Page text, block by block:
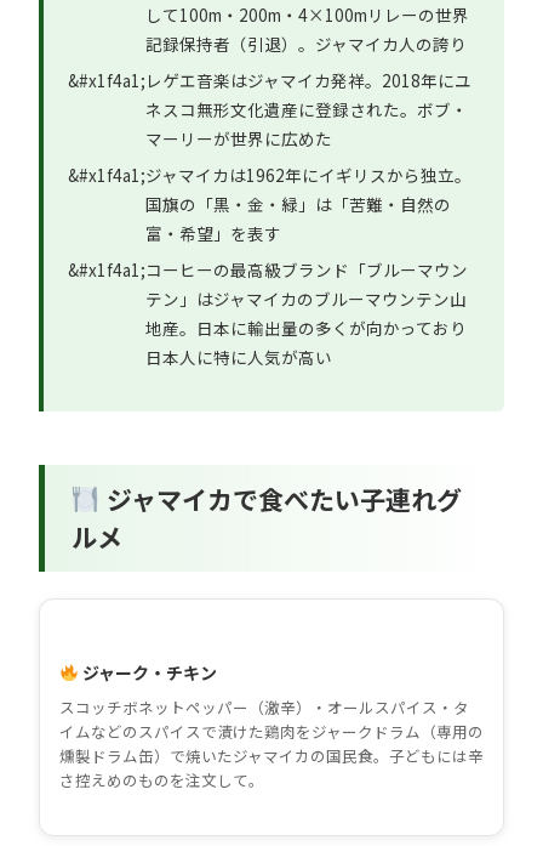
して100m・200m・4×100mリレーの世界
記録保持者（引退）。ジャマイカ人の誇り
レゲエ音楽はジャマイカ発祥。2018年にユ
ネスコ無形文化遺産に登録された。ボブ・
マーリーが世界に広めた
ジャマイカは1962年にイギリスから独立。
国旗の「黒・金・緑」は「苦難・自然の
富・希望」を表す
コーヒーの最高級ブランド「ブルーマウン
テン」はジャマイカのブルーマウンテン山
地産。日本に輸出量の多くが向かっており
日本人に特に人気が高い
ジャマイカで食べたい子連れグ
ルメ
ジャーク・チキン
スコッチボネットペッパー（激辛）・オールスパイス・タ
イムなどのスパイスで漬けた鶏肉をジャークドラム（専用の
燻製ドラム缶）で焼いたジャマイカの国民食。子どもには辛
さ控えめのものを注文して。